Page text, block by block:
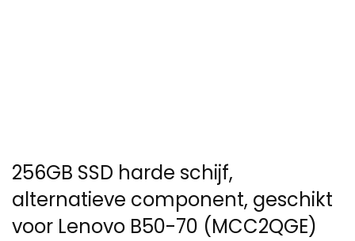
256GB SSD harde schijf,
alternatieve component, geschikt
voor Lenovo B50-70 (MCC2QGE)